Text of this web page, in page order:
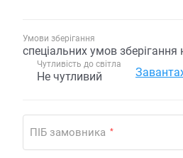
Умови зберігання
спеціальних умов зберігання
Чутливість до світла
Не чутливий
ПІБ замовника *